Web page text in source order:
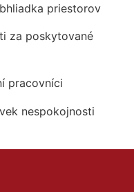
priestorov
za poskytované
pracovníci
nespokojnosti